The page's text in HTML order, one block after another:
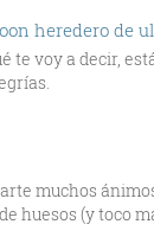
heredero de
te voy a decir,
muchos
huesos (y toco